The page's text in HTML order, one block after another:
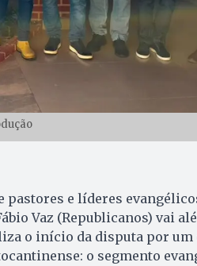
pastores e líderes
Vaz (Republicanos) vai
o início da disputa por um
o segmento